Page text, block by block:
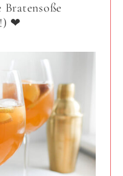
Bratensoße
❤